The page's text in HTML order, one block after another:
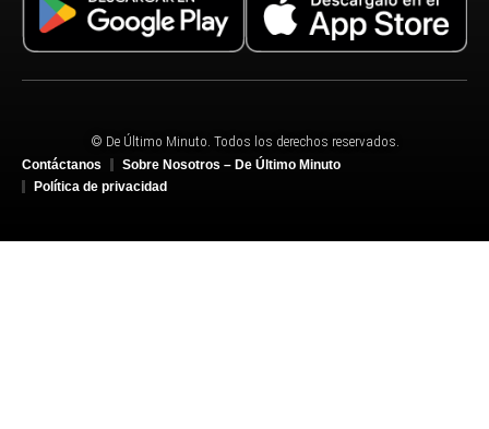
© De Último Minuto. Todos los derechos reservados.
Contáctanos
Sobre Nosotros – De Último Minuto
Política de privacidad